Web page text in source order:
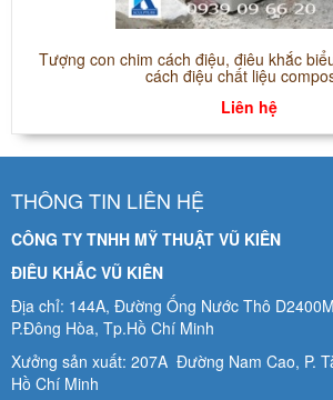
Tượng con chim cách điệu, điêu khắc
cách điệu chất liệu
Liên hệ
THÔNG TIN LIÊN HỆ
CÔNG TY TNHH MỸ THUẬT VŨ KIÊN
ĐIÊU KHẮC VŨ KIÊN
Địa chỉ: 144A, Đường Ống Nước Thô
P.Đông Hòa, Tp.Hồ Chí Minh
Xưởng sản xuất: 207A Đường Nam Cao, P.
Hồ Chí Minh